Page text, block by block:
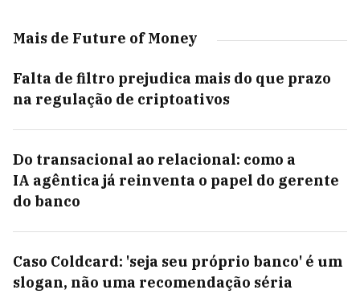
Mais de Future of Money
Falta de filtro prejudica mais do que prazo
na regulação de criptoativos
Do transacional ao relacional: como a
IA agêntica já reinventa o papel do gerente
do banco
Caso Coldcard: 'seja seu próprio banco' é um
slogan, não uma recomendação séria